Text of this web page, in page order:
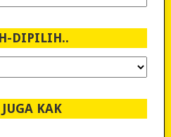
DIPILIH..
KAK